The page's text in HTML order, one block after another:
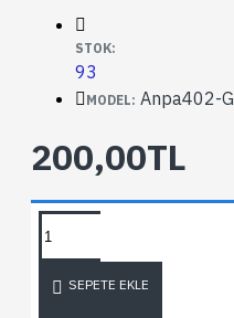
200,00TL
STOK:
93
MODEL: Anpa402-G
SEPETE EKLE